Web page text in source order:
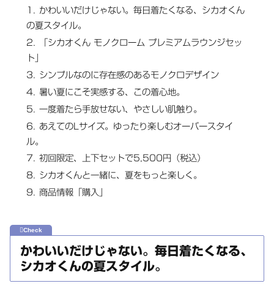
かわいいだけじゃない。毎日着たくなる、シカオくん
の夏スタイル。
「シカオくん モノクローム プレミアムラウンジセッ
ト」
シンプルなのに存在感のあるモノクロデザイン
暑い夏にこそ実感する、この着心地。
一度着たら手放せない、やさしい肌触り。
あえてのLサイズ。ゆったり楽しむオーバースタイ
ル。
初回限定、上下セットで5,500円（税込）
シカオくんと一緒に、夏をもっと楽しく。
商品情報「購入」
かわいいだけじゃない。毎日着たくなる、
シカオくんの夏スタイル。